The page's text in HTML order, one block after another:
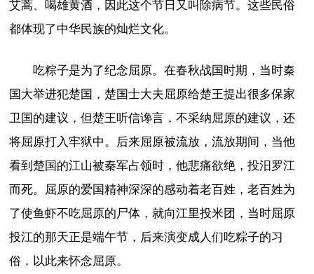
艾蒿、喝雄黄酒，因此这个节日又叫除病节。这些民俗
都体现了中华民族的灿烂文化。
吃粽子是为了纪念屈原。在春秋战国时期，当时秦
国大举进犯楚国，楚国士大夫屈原给楚王提出很多保家
卫国的建议，但楚王听信谗言，不采纳屈原的建议，还
将屈原打入牢狱中。后来屈原被流放，流放期间，当他
看到楚国的江山被秦军占领时，他悲痛欲绝，投汨罗江
而死。屈原的爱国精神深深的感动着老百姓，老百姓为
了使鱼虾不吃屈原的尸体，就向江里投米团，当时屈原
投江的那天正是端午节，后来演变成人们吃粽子的习
俗，以此来怀念屈原。